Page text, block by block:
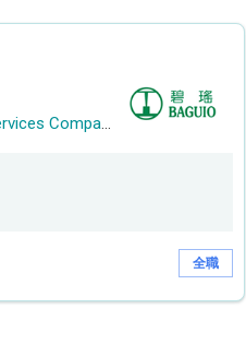
Baguio Cleaning Services Company Limited
全職